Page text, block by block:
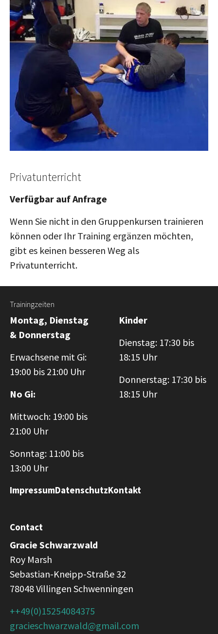
Privatunterricht
Verfügbar auf Anfrage
Wenn Sie nicht in den Gruppenkursen trainieren
können oder Ihr Training ergänzen möchten,
gibt es keinen besseren Weg als
Privatunterricht.
Trainingzeiten
Montag, Dienstag
& Donnerstag
Erwachsene mit Gi:
19:00 bis 21:00 Uhr
No Gi:
Mittwoch: 19:00 bis
21:00 Uhr
Sonntag: 11:00 bis
13:00 Uhr
Kinder
Dienstag: 17:30 bis
18:15 Uhr
Donnerstag: 17:30 bis
18:15 Uhr
ImpressumDatenschutzKontakt
Contact
Gracie Schwarzwald
Roy Marsh
Sebastian-Kneipp-Straße 32
78048 Villingen Schwenningen
++49(0)15254084375
gracieschwarzwald@gmail.com